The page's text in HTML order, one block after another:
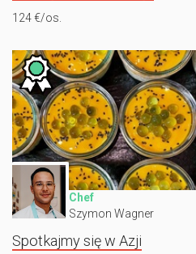
124 €/os.
Chef
Szymon Wagner
Spotkajmy się w Azji